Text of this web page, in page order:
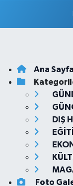
Ana Sayfa
DIŞ
Foto